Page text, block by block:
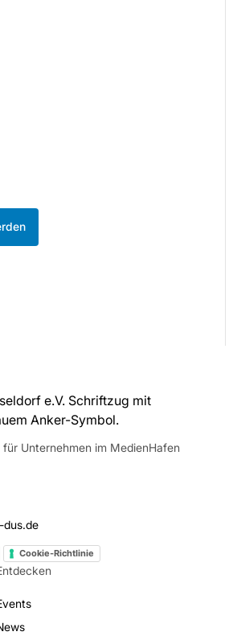
Unternehmen im MedienHafen
dus.de
Cookie-Richtlinie